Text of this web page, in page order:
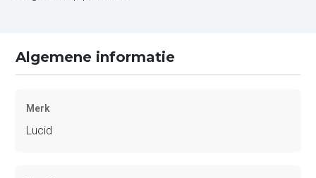
Algemene informatie
Merk
Lucid